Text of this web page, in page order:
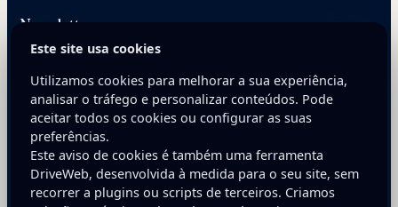
Newsletter
sua empresa.
E-mail
Este site usa cookies
Utilizamos cookies para melhorar a sua experiência,
analisar o tráfego e personalizar conteúdos. Pode
aceitar todos os cookies ou configurar as suas
preferências.
Este aviso de cookies é também uma ferramenta
DriveWeb, desenvolvida à medida para o seu site, sem
recorrer a plugins ou scripts de terceiros. Criamos